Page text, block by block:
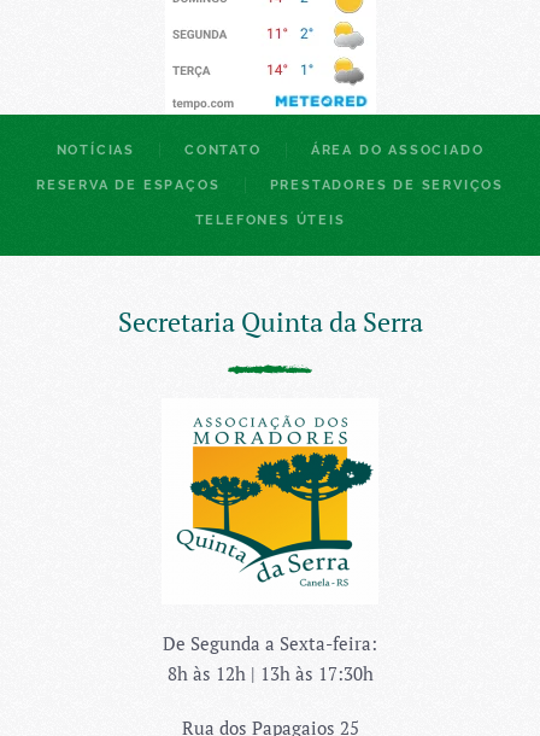
NOTÍCIAS CONTATO ÁREA DO ASSOCIADO
RESERVA DE ESPAÇOS PRESTADORES DE SERVIÇOS
TELEFONES ÚTEIS
Secretaria Quinta da Serra
De Segunda a Sexta-feira:
8h às 12h | 13h às 17:30h
Rua dos Papagaios 25